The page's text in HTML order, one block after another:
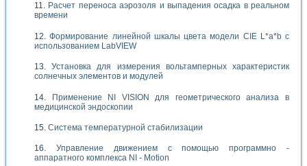
Расчет переноса аэрозоля и выпадения осадка в реальном
времени
Формирование линейной шкалы цвета модели CIE L*a*b с
использованием LabVIEW
Установка для измерения вольтамперных характеристик
солнечных элементов и модулей
Применение NI VISION для геометрического анализа в
медицинской эндоскопии
Система температурной стабилизации
Управление движением с помощью программно -
аппаратного комплекса NI - Motion